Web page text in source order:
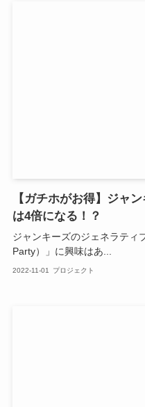
【ガチホがお得】ジャ
は4倍になる！？
ジャンキーズのジェネラティ
Party）」に興味はあ...
2022-11-01 プロジェクト